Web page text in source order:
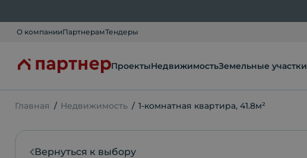
О компанииПартнерамТендеры
ПроектыНедвижимостьЗемельные участки
Главная Недвижимость 1-комнатная квартира, 41.8м²
Вернуться к выбору